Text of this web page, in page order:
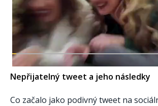
Nepřijatelný tweet a jeho následky
Co začalo jako podivný tweet na